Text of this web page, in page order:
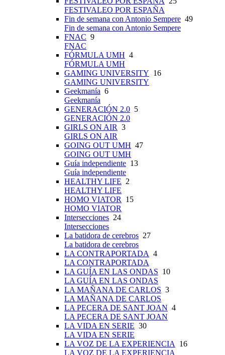
FESTIVALEO POR ESPAÑA
Fin de semana con Antonio Sempere 49
Fin de semana con Antonio Sempere
FNAC 9
FNAC
FÓRMULA UMH 4
FÓRMULA UMH
GAMING UNIVERSITY 16
GAMING UNIVERSITY
Geekmanía 6
Geekmanía
GENERACIÓN 2.0 5
GENERACIÓN 2.0
GIRLS ON AIR 3
GIRLS ON AIR
GOING OUT UMH 47
GOING OUT UMH
Guía independiente 13
Guía independiente
HEALTHY LIFE 2
HEALTHY LIFE
HOMO VIATOR 15
HOMO VIATOR
Intersecciones 24
Intersecciones
La batidora de cerebros 27
La batidora de cerebros
LA CONTRAPORTADA 4
LA CONTRAPORTADA
LA GUÍA EN LAS ONDAS 10
LA GUÍA EN LAS ONDAS
LA MAÑANA DE CARLOS 3
LA MAÑANA DE CARLOS
LA PECERA DE SANT JOAN 4
LA PECERA DE SANT JOAN
LA VIDA EN SERIE 30
LA VIDA EN SERIE
LA VOZ DE LA EXPERIENCIA 16
LA VOZ DE LA EXPERIENCIA